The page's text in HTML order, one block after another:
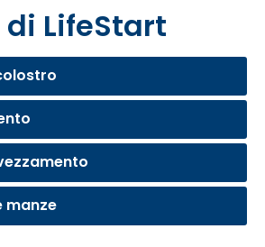
LifeStart
manze